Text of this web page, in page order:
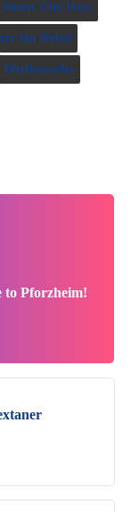
Smart City Days
Am Hebel
Wettbewerbe
to Pforzheim!